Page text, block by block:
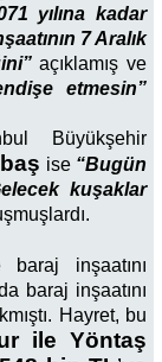
yılına kadar
7 Aralık
açıklamış ve
etmesin”
Büyükşehir
ise “Bugün
kuşaklar
baraj inşaatını
baraj inşaatını
Hayret, bu
ile Yöntaş